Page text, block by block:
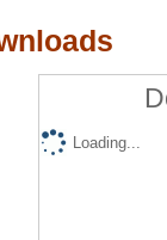
Loading...